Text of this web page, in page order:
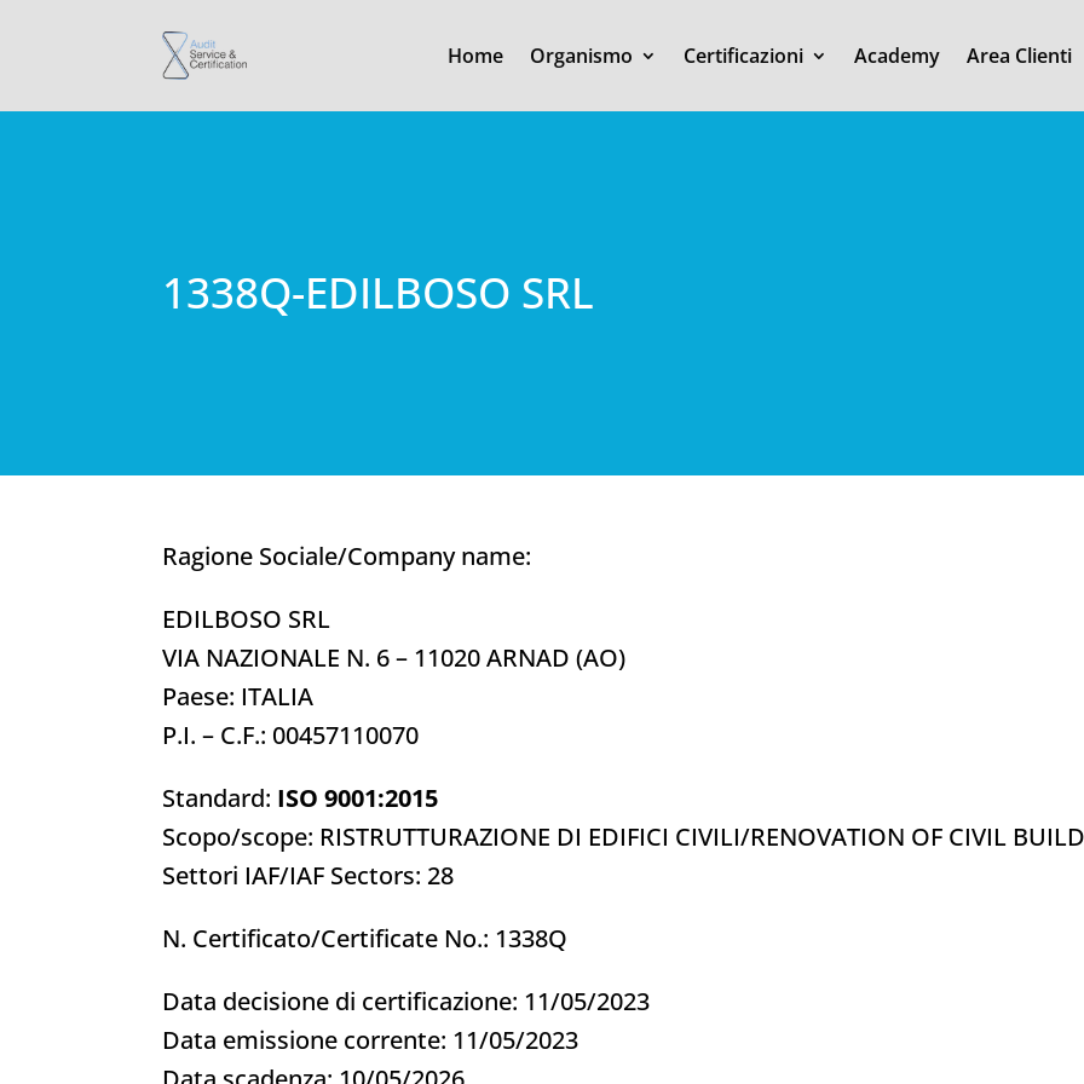
Home Organismo Certificazioni Academy Area Clienti
1338Q-EDILBOSO SRL
Ragione Sociale/Company name:
EDILBOSO SRL
VIA NAZIONALE N. 6 – 11020 ARNAD (AO)
Paese: ITALIA
P.I. – C.F.: 00457110070
Standard: ISO 9001:2015
Scopo/scope: RISTRUTTURAZIONE DI EDIFICI CIVILI/RENOVATION OF CIVIL
Settori IAF/IAF Sectors: 28
N. Certificato/Certificate No.: 1338Q
Data decisione di certificazione: 11/05/2023
Data emissione corrente: 11/05/2023